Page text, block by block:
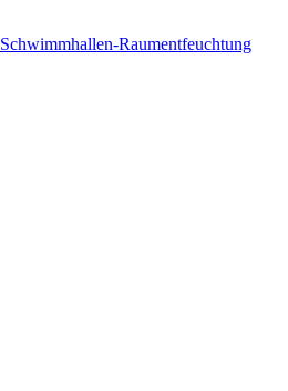
Schwimmhallen-Raumentfeuchtung